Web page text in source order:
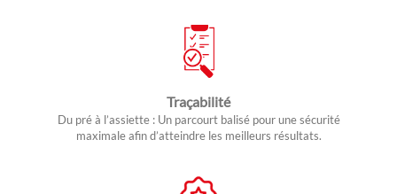
NOVOVIANDE
Traçabilité
Du pré à l’assiette : Un parcourt balisé pour une sécurité
maximale afin d’atteindre les meilleurs résultats.